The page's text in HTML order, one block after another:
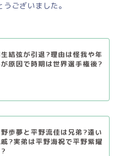
ございました。
結弦が引退?理由は怪我や年
原因で時期は世界選手権後?
歩夢と平野流佳は兄弟?遠い
?実弟は平野海祝で平野紫耀